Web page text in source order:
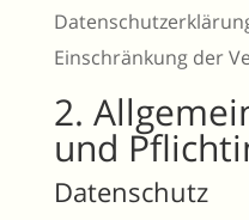
Einschränkung der
2.
und
Datenschutz